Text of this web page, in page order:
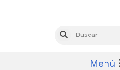
Buscar
Menú